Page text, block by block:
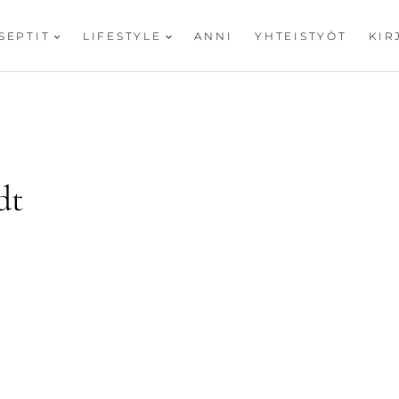
LIFESTYLE ANNI YHTEISTYÖT